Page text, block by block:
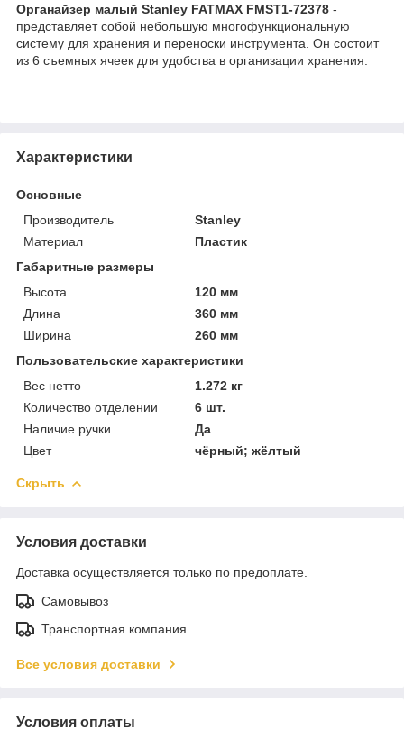
Органайзер малый Stanley FATMAX FMST1-72378 -
представляет собой небольшую многофункциональную
систему для хранения и переноски инструмента. Он состоит
из 6 съемных ячеек для удобства в организации хранения.
Характеристики
Основные
Производитель
Stanley
Материал
Пластик
Габаритные размеры
Высота
120 мм
Длина
360 мм
Ширина
260 мм
Пользовательские характеристики
Вес нетто
1.272 кг
Количество отделении
6 шт.
Наличие ручки
Да
Цвет
чёрный; жёлтый
Скрыть
Условия доставки
Доставка осуществляется только по предоплате.
Самовывоз
Транспортная компания
Все условия доставки
Условия оплаты